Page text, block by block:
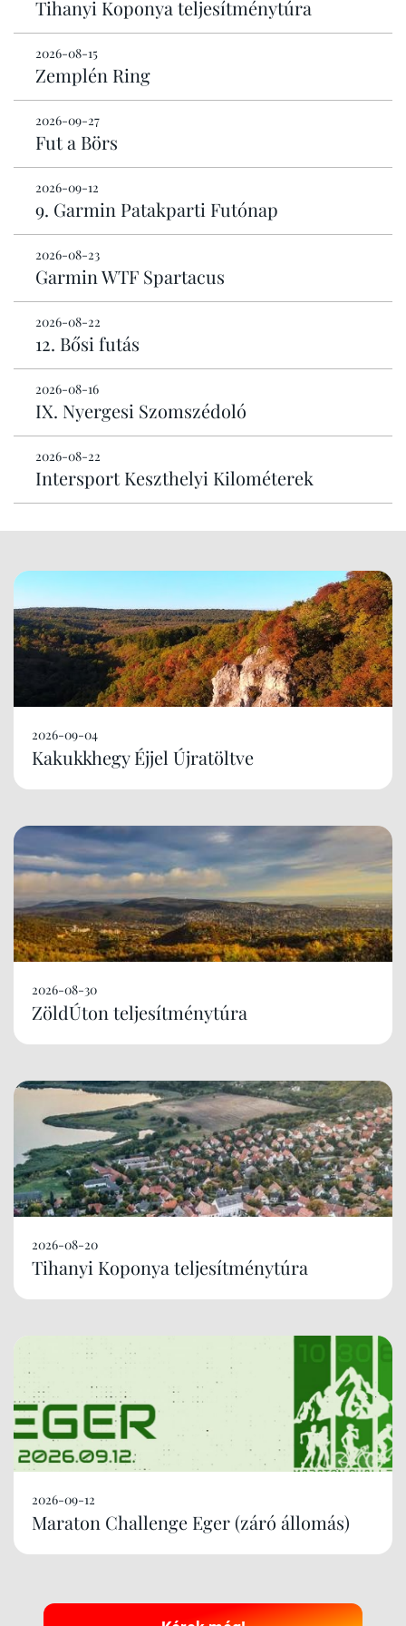
Tihanyi Koponya teljesítménytúra
2026-08-15
Zemplén Ring
2026-09-27
Fut a Börs
2026-09-12
9. Garmin Patakparti Futónap
2026-08-23
Garmin WTF Spartacus
2026-08-22
12. Bősi futás
2026-08-16
IX. Nyergesi Szomszédoló
2026-08-22
Intersport Keszthelyi Kilométerek
2026-09-04
Kakukkhegy Éjjel Újratöltve
2026-08-30
ZöldÚton teljesítménytúra
2026-08-20
Tihanyi Koponya teljesítménytúra
2026-09-12
Maraton Challenge Eger (záró állomás)